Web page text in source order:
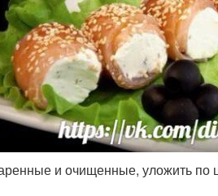
и очищенные, уложить по